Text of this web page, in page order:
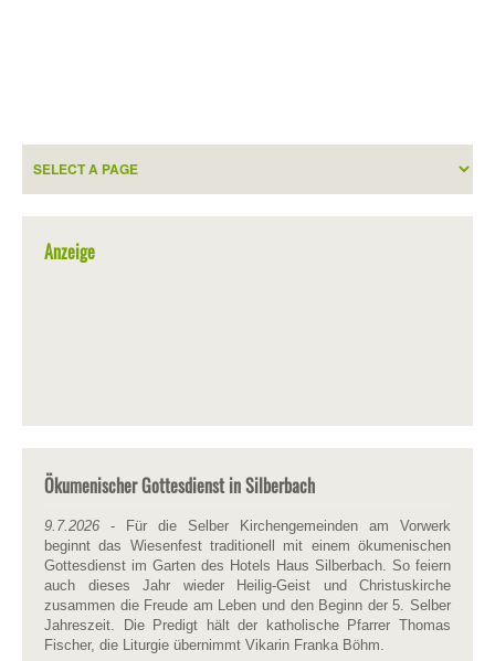
Anzeige
Ökumenischer Gottesdienst in Silberbach
9.7.2026 - Für die Selber Kirchengemeinden am Vorwerk
beginnt das Wiesenfest traditionell mit einem ökumenischen
Gottesdienst im Garten des Hotels Haus Silberbach. So feiern
auch dieses Jahr wieder Heilig-Geist und Christuskirche
zusammen die Freude am Leben und den Beginn der 5. Selber
Jahreszeit. Die Predigt hält der katholische Pfarrer Thomas
Fischer, die Liturgie übernimmt Vikarin Franka Böhm.